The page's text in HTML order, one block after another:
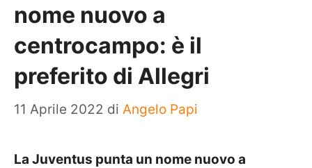
nome nuovo a
centrocampo: è il
preferito di Allegri
11 Aprile 2022 di Angelo Papi
La Juventus punta un nome nuovo a